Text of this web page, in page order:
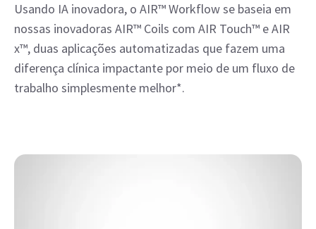
Usando IA inovadora, o AIR™ Workflow se baseia em
nossas inovadoras AIR™ Coils com AIR Touch™ e AIR
x™, duas aplicações automatizadas que fazem uma
diferença clínica impactante por meio de um fluxo de
trabalho simplesmente melhor*.